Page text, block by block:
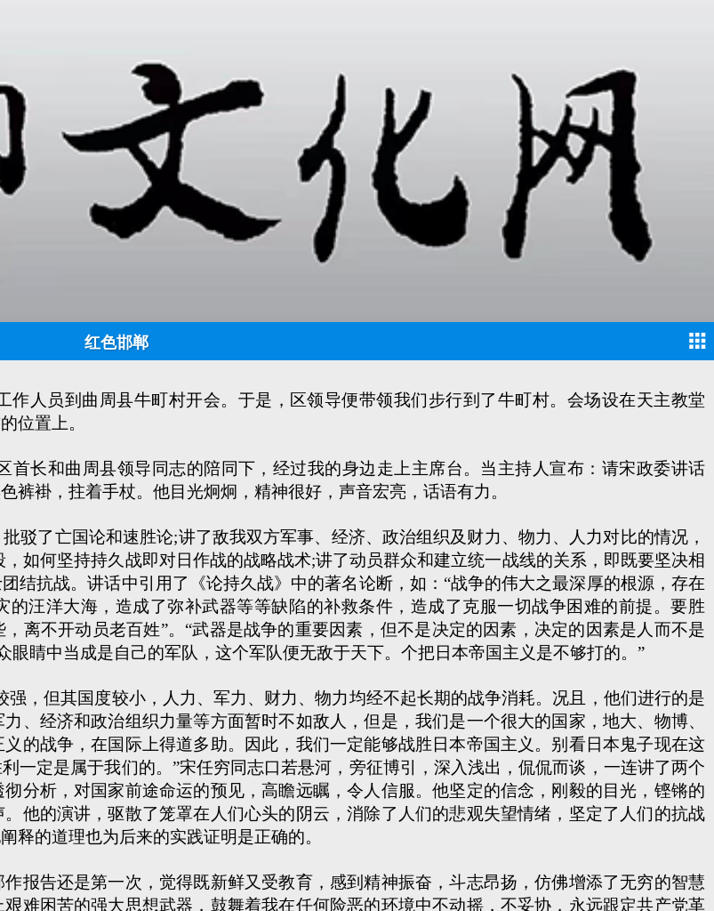
红色邯郸
听宋任穷同志作报告
2023-01-06 10:09:49点击:
来源：邯郸文化网 作者：姚立夫
听宋任穷同志作报告
十分险恶的环境，革命队伍内一些不坚定分子纷纷投降了敌人。同时一种对抗战丧失信心、
员到曲周县牛町村开会。于是，区领导便带领我们步行到了牛町村。会场设在天主教堂
位置上。
长和曲周县领导同志的陪同下，经过我的身边走上主席台。当主持人宣布：请宋政委讲话
褂，拄着手杖。他目光炯炯，精神很好，声音宏亮，话语有力。
了亡国论和速胜论;讲了敌我双方军事、经济、政治组织及财力、物力、人力对比的情况，
如何坚持持久战即对日作战的战略战术;讲了动员群众和建立统一战线的关系，即既要坚决相
结抗战。讲话中引用了《论持久战》中的著名论断，如：“战争的伟大之最深厚的根源，存在
汪洋大海，造成了弥补武器等等缺陷的补救条件，造成了克服一切战争困难的前提。要胜
离不开动员老百姓”。“武器是战争的重要因素，但不是决定的因素，决定的因素是人而不是
眼睛中当成是自己的军队，这个军队便无敌于天下。个把日本帝国主义是不够打的。”
但其国度较小，人力、军力、财力、物力均经不起长期的战争消耗。况且，他们进行的是
、经济和政治组织力量等方面暂时不如敌人，但是，我们是一个很大的国家，地大、物博、
的战争，在国际上得道多助。因此，我们一定能够战胜日本帝国主义。别看日本鬼子现在这
一定是属于我们的。”宋任穷同志口若悬河，旁征博引，深入浅出，侃侃而谈，一连讲了两个
分析，对国家前途命运的预见，高瞻远瞩，令人信服。他坚定的信念，刚毅的目光，铿锵的
他的演讲，驱散了笼罩在人们心头的阴云，消除了人们的悲观失望情绪，坚定了人们的抗战
释的道理也为后来的实践证明是正确的。
告还是第一次，觉得既新鲜又受教育，感到精神振奋，斗志昂扬，仿佛增添了无穷的智慧
难困苦的强大思想武器，鼓舞着我在任何险恶的环境中不动摇，不妥协，永远跟定共产党革